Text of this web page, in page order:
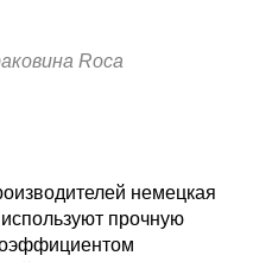
Roca
немецкая
прочную